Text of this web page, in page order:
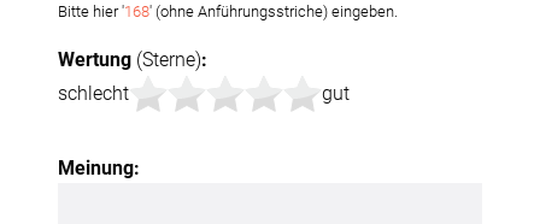
Bitte hier '168' (ohne Anführungsstriche) eingeben.
Wertung (Sterne):
schlecht
gut
Meinung: